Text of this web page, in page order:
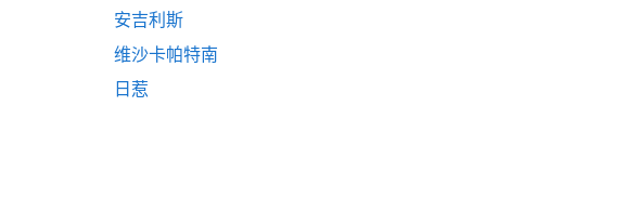
安吉利斯
维沙卡帕特南
日惹